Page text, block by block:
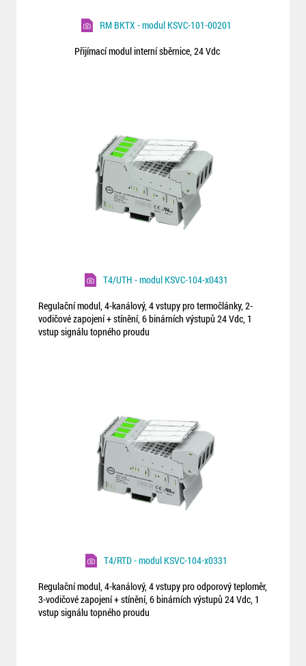
RM BKTX - modul KSVC-101-00201
Přijímací modul interní sběrnice, 24 Vdc
T4/UTH - modul KSVC-104-x0431
Regulační modul, 4-kanálový, 4 vstupy pro termočlánky, 2-
vodičové zapojení + stínění, 6 binárních výstupů 24 Vdc, 1
vstup signálu topného proudu
T4/RTD - modul KSVC-104-x0331
Regulační modul, 4-kanálový, 4 vstupy pro odporový teploměr,
3-vodičové zapojení + stínění, 6 binárních výstupů 24 Vdc, 1
vstup signálu topného proudu